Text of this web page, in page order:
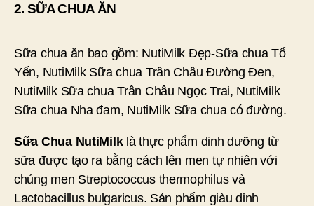
2. SỮA CHUA ĂN
Sữa chua ăn bao gồm: NutiMilk Đẹp-Sữa chua Tổ
Yến, NutiMilk Sữa chua Trân Châu Đường Đen,
NutiMilk Sữa chua Trân Châu Ngọc Trai, NutiMilk
Sữa chua Nha đam, NutiMilk Sữa chua có đường.
Sữa Chua NutiMilklà thực phẩm dinh dưỡng từ
sữa được tạo ra bằng cách lên men tự nhiên với
chủng men Streptococcus thermophilus và
Lactobacillus bulgaricus. Sản phẩm giàu dinh